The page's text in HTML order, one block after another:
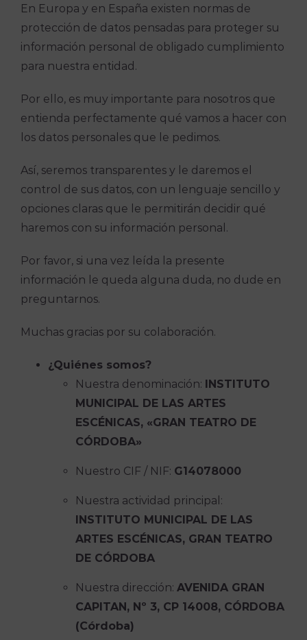
En Europa y en España existen normas de
protección de datos pensadas para proteger su
información personal de obligado cumplimiento
para nuestra entidad.
Por ello, es muy importante para nosotros que
entienda perfectamente qué vamos a hacer con
los datos personales que le pedimos.
Así, seremos transparentes y le daremos el
control de sus datos, con un lenguaje sencillo y
opciones claras que le permitirán decidir qué
haremos con su información personal.
Por favor, si una vez leída la presente
información le queda alguna duda, no dude en
preguntarnos.
Muchas gracias por su colaboración.
¿Quiénes somos?
Nuestra denominación: INSTITUTO
MUNICIPAL DE LAS ARTES
ESCÉNICAS, «GRAN TEATRO DE
CÓRDOBA»
Nuestro CIF / NIF: G14078000
Nuestra actividad principal:
INSTITUTO MUNICIPAL DE LAS
ARTES ESCÉNICAS, GRAN TEATRO
DE CÓRDOBA
Nuestra dirección: AVENIDA GRAN
CAPITAN, Nº 3, CP 14008, CÓRDOBA
(Córdoba)